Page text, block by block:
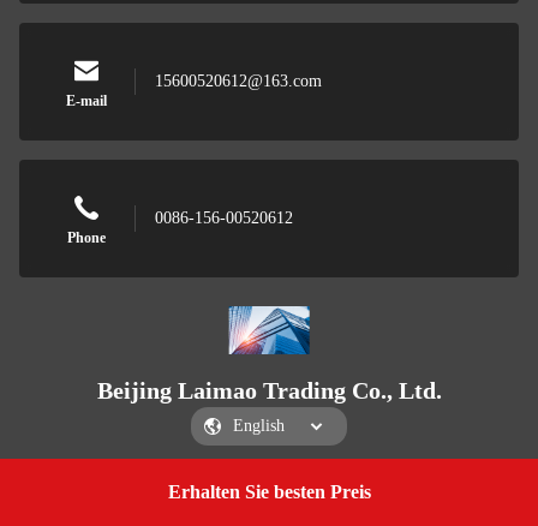
Erhalten Sie besten Preis
E-mail
15600520612@163.com
Phone
0086-156-00520612
Beijing Laimao Trading Co., Ltd.
Beijing Laimao Trading Co., Ltd.
Get a Quote